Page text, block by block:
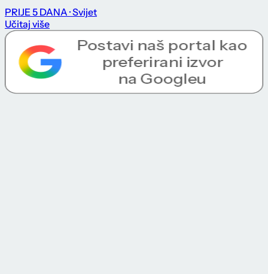
PRIJE 5 DANA · Svijet
Učitaj više